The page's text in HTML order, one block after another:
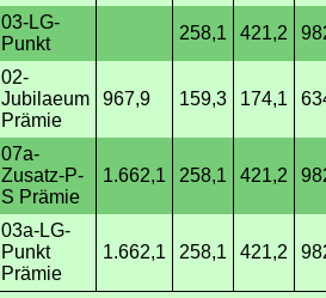
03-LG-
Punkt
258,1 421,2
02-
Jubilaeum
Prämie
967,9 159,3 174,1
07a-
Zusatz-P-
S Prämie
1.662,1 258,1 421,2
03a-LG-
Punkt
Prämie
1.662,1 258,1 421,2